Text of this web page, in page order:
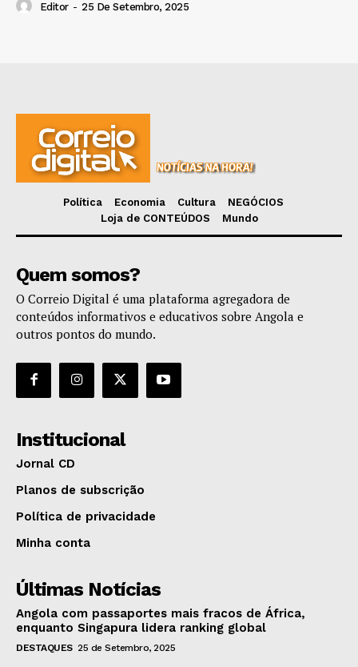
Editor - 25 De Setembro, 2025
Política Economia Cultura
NEGÓCIOS
Loja de CONTEÚDOS
Mundo
Quem somos?
O Correio Digital é uma plataforma agregadora de
conteúdos informativos e educativos sobre Angola e
outros pontos do mundo.
Institucional
Jornal CD
Planos de subscrição
Política de privacidade
Minha conta
Últimas Notícias
Angola com passaportes mais fracos de África,
enquanto Singapura lidera ranking global
DESTAQUES 25 de Setembro, 2025